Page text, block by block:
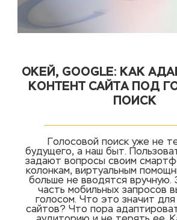
ОКЕЙ, GOOGLE: КАК
КОНТЕНТ САЙТА ПОД
ПОИСК
Голосовой поиск уже не
будущего, а наш быт.
задают вопросы своим
колонкам, виртуальным
больше не вводятся вручную.
часть мобильных запросов
голосом. Что это значит
сайтов? Что пора